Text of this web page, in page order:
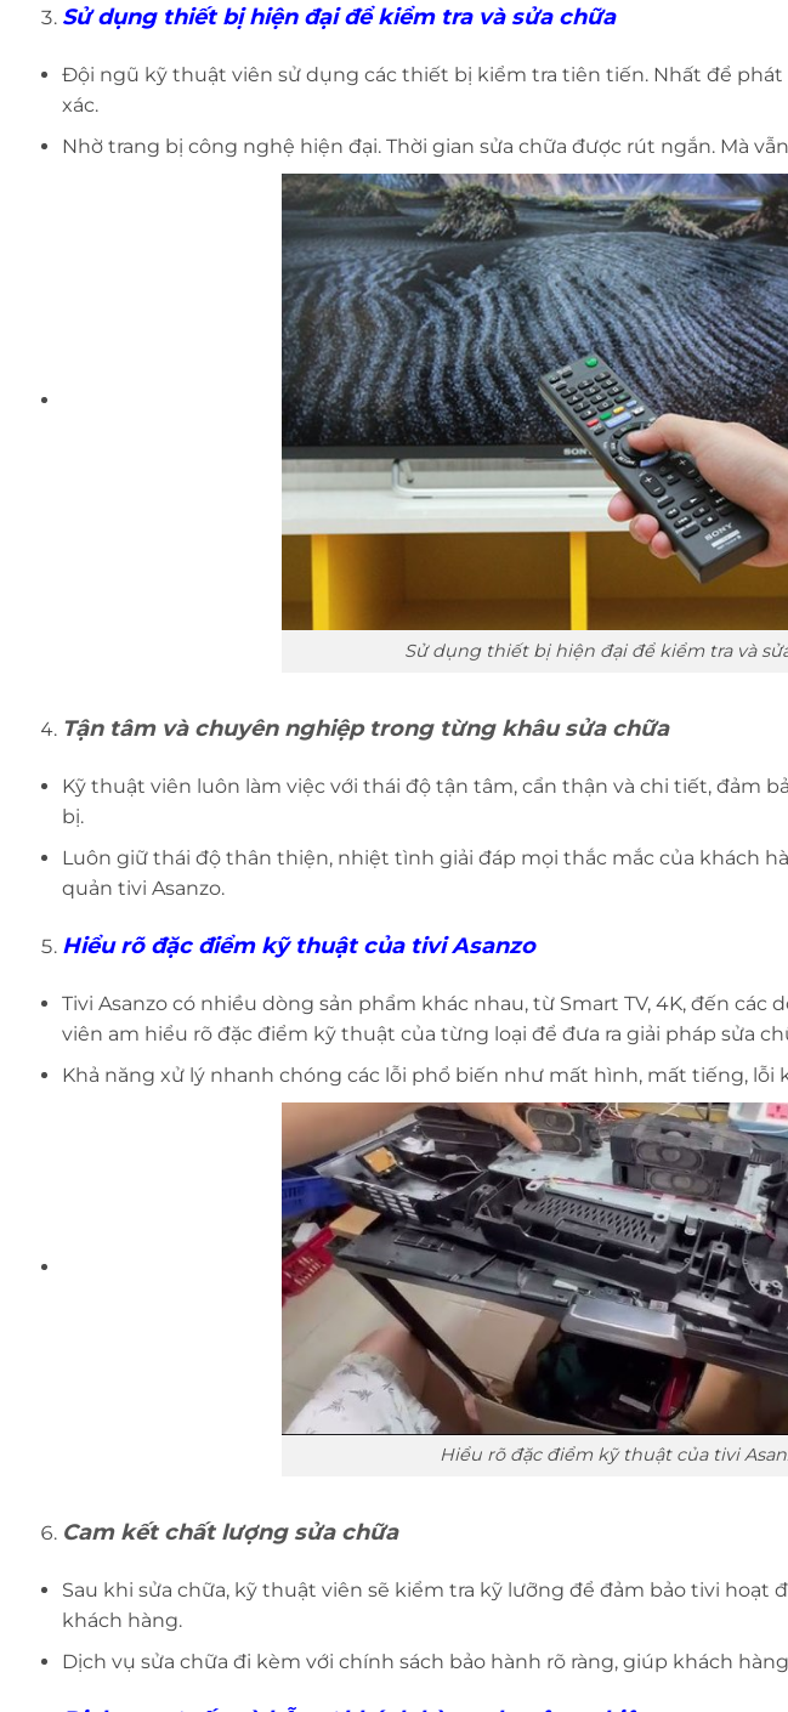
Sử dụng thiết bị hiện đại để kiểm tra và sửa chữa
Đội ngũ kỹ thuật viên sử dụng các thiết bị kiểm tra tiên tiến. Nhất để
xác.
Nhờ trang bị công nghệ hiện đại. Thời gian sửa chữa được rút ngắn. Mà
Sử dụng thiết bị hiện đại để kiểm tra và
Tận tâm và chuyên nghiệp trong từng khâu sửa chữa
Kỹ thuật viên luôn làm việc với thái độ tận tâm, cẩn thận và chi tiết, đảm
bị.
Luôn giữ thái độ thân thiện, nhiệt tình giải đáp mọi thắc mắc của khách
quản tivi Asanzo.
Hiểu rõ đặc điểm kỹ thuật của tivi Asanzo
Tivi Asanzo có nhiều dòng sản phẩm khác nhau, từ Smart TV, 4K, đến
viên am hiểu rõ đặc điểm kỹ thuật của từng loại để đưa ra giải pháp sửa
Khả năng xử lý nhanh chóng các lỗi phổ biến như mất hình, mất tiếng, lỗi
Hiểu rõ đặc điểm kỹ thuật của tivi
Cam kết chất lượng sửa chữa
Sau khi sửa chữa, kỹ thuật viên sẽ kiểm tra kỹ lưỡng để đảm bảo tivi hoạt
khách hàng.
Dịch vụ sửa chữa đi kèm với chính sách bảo hành rõ ràng, giúp khách